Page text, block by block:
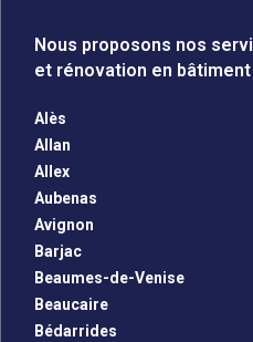
Nous proposons nos
et rénovation en bâtiment
Alès
Allan
Allex
Aubenas
Avignon
Barjac
Beaumes-de-Venise
Beaucaire
Bédarrides